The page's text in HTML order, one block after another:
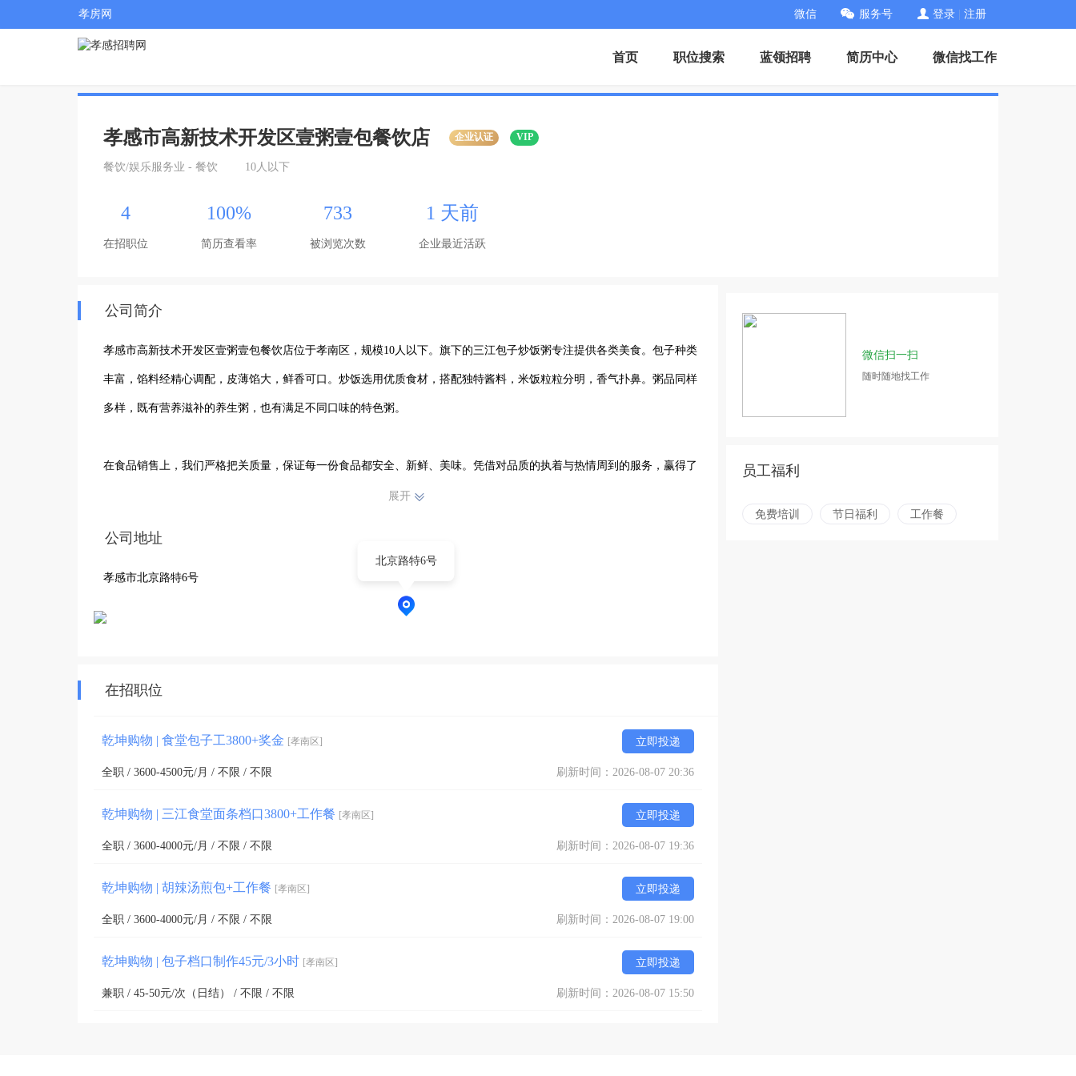
孝房网 微信 服务号 登录 注册
首页 职位搜索 蓝领招聘 简历中心 微信找工作
孝感市高新技术开发区壹粥壹包餐饮店 企业认证 VIP
餐饮/娱乐服务业 - 餐饮 10人以下
4
在招职位
100%
简历查看率
733
被浏览次数
1 天前
企业最近活跃
公司简介
孝感市高新技术开发区壹粥壹包餐饮店位于孝南区，规模10人以下。旗下的三江包子炒饭粥专注提供各类美食。包子种类
丰富，馅料经精心调配，皮薄馅大，鲜香可口。炒饭选用优质食材，搭配独特酱料，米饭粒粒分明，香气扑鼻。粥品同样
多样，既有营养滋补的养生粥，也有满足不同口味的特色粥。
在食品销售上，我们严格把关质量，保证每一份食品都安全、新鲜、美味。凭借对品质的执着与热情周到的服务，赢得了
周边顾客的喜爱与认可。我们始终以顾客为中心，持续提升产品和服务水平，致力于为大家带来更多美味餐饮选择。无论
饮的优质之选。我们期待为您提供更多美味体验，让您在享受美食的同时，感受到我们的用心与诚意。
展开
公司地址
孝感市北京路特6号
北京路特6号
在招职位
乾坤购物 | 食堂包子工3800+奖金 [孝南区] 立即投递
全职 / 3600-4500元/月 / 不限 / 不限 刷新时间：2026-08-07 20:36
乾坤购物 | 三江食堂面条档口3800+工作餐 [孝南区] 立即投递
全职 / 3600-4000元/月 / 不限 / 不限 刷新时间：2026-08-07 19:36
乾坤购物 | 胡辣汤煎包+工作餐 [孝南区] 立即投递
全职 / 3600-4000元/月 / 不限 / 不限 刷新时间：2026-08-07 19:00
乾坤购物 | 包子档口制作45元/3小时 [孝南区] 立即投递
兼职 / 45-50元/次（日结） / 不限 / 不限 刷新时间：2026-08-07 15:50
微信扫一扫
随时随地找工作
员工福利
免费培训 节日福利 工作餐